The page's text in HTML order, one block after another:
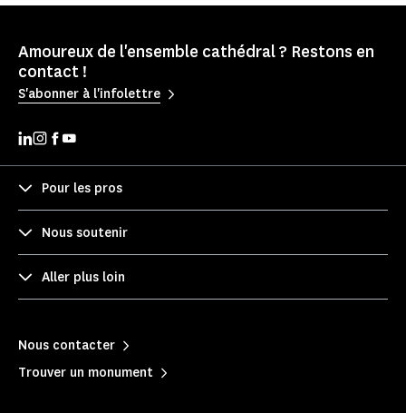
Amoureux de l'ensemble cathédral ? Restons en
contact !
S'abonner à l'infolettre
Pour les pros
Nous soutenir
Aller plus loin
Nous contacter
Trouver un monument